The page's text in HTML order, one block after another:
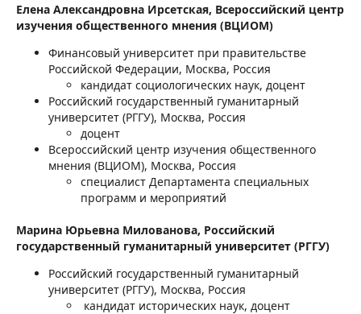
Елена Александровна Ирсетская, Всероссийский центр
изучения общественного мнения (ВЦИОМ)
Финансовый университет при правительстве
Российской Федерации, Москва, Россия
кандидат социологических наук, доцент
Российский государственный гуманитарный
университет (РГГУ), Москва, Россия
доцент
Всероссийский центр изучения общественного
мнения (ВЦИОМ), Москва, Россия
специалист Департамента специальных
программ и мероприятий
Марина Юрьевна Милованова, Российский
государственный гуманитарный университет (РГГУ)
Российский государственный гуманитарный
университет (РГГУ), Москва, Россия
кандидат исторических наук, доцент